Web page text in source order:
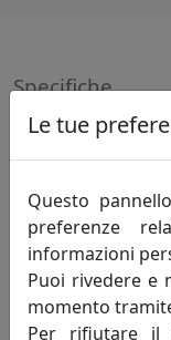
Specifiche
MATERIALE:
Informazioni
i
Le tue
Questo
preferenze
informazioni
Puoi rivedere e
momento
Per rifiutare il